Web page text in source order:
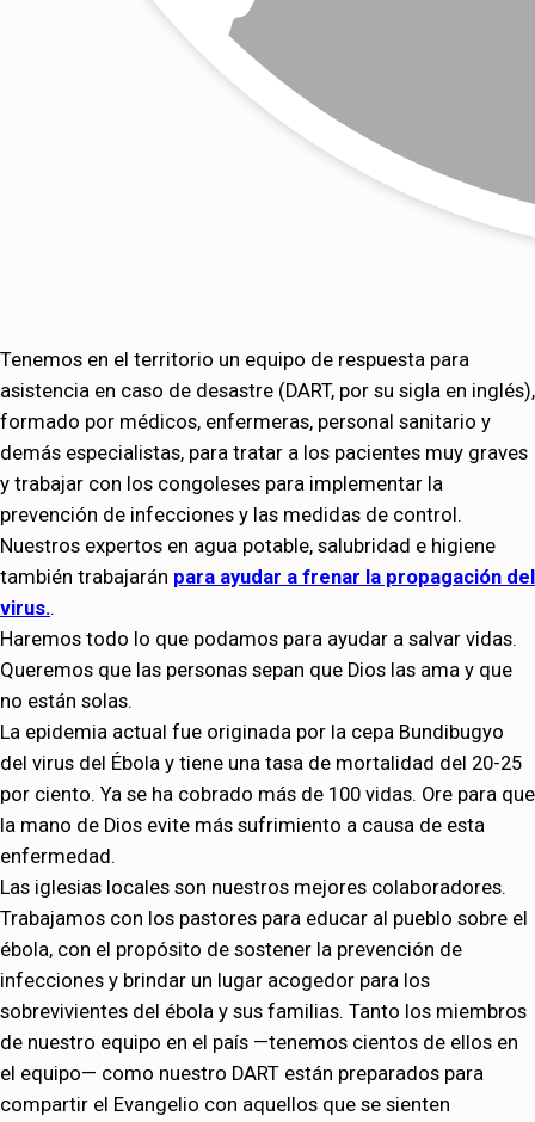
Tenemos en el territorio un equipo de respuesta para
asistencia en caso de desastre (DART, por su sigla en inglés),
formado por médicos, enfermeras, personal sanitario y
demás especialistas, para tratar a los pacientes muy graves
y trabajar con los congoleses para implementar la
prevención de infecciones y las medidas de control.
Nuestros expertos en agua potable, salubridad e higiene
también trabajarán para ayudar a frenar la propagación del
virus..
Haremos todo lo que podamos para ayudar a salvar vidas.
Queremos que las personas sepan que Dios las ama y que
no están solas.
La epidemia actual fue originada por la cepa Bundibugyo
del virus del Ébola y tiene una tasa de mortalidad del 20-25
por ciento. Ya se ha cobrado más de 100 vidas. Ore para que
la mano de Dios evite más sufrimiento a causa de esta
enfermedad.
Las iglesias locales son nuestros mejores colaboradores.
Trabajamos con los pastores para educar al pueblo sobre el
ébola, con el propósito de sostener la prevención de
infecciones y brindar un lugar acogedor para los
sobrevivientes del ébola y sus familias. Tanto los miembros
de nuestro equipo en el país —tenemos cientos de ellos en
el equipo— como nuestro DART están preparados para
compartir el Evangelio con aquellos que se sienten